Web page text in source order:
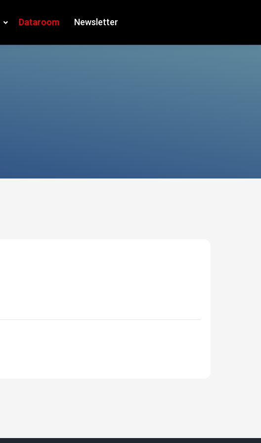
Dataroom Newsletter